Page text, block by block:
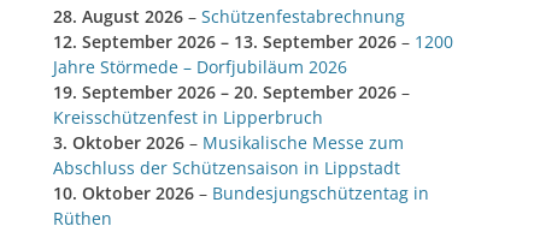
28. August 2026 – Schützenfestabrechnung
12. September 2026 – 13. September 2026 – 1200
Jahre Störmede – Dorfjubiläum 2026
19. September 2026 – 20. September 2026 –
Kreisschützenfest in Lipperbruch
3. Oktober 2026 – Musikalische Messe zum
Abschluss der Schützensaison in Lippstadt
10. Oktober 2026 – Bundesjungschützentag in
Rüthen